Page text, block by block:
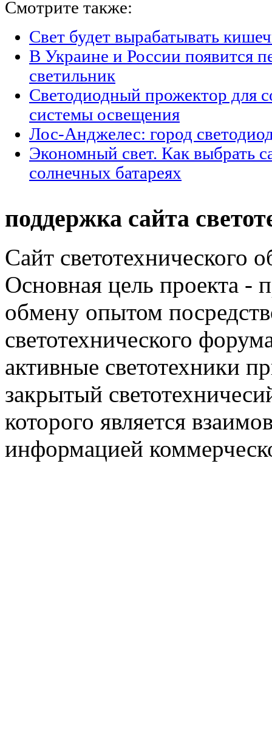
Смотрите также:
Свет будет вырабатывать
В Украине и России появится
светильник
Светодиодный прожектор для
системы освещения
Лос-Анджелес: город
Экономный свет. Как выбрать
солнечных батареях
поддержка сайта
Сайт светотехнического
Основная цель проекта -
обмену опытом
светотехнического
активные светотехники
закрытый
которого является
информацией